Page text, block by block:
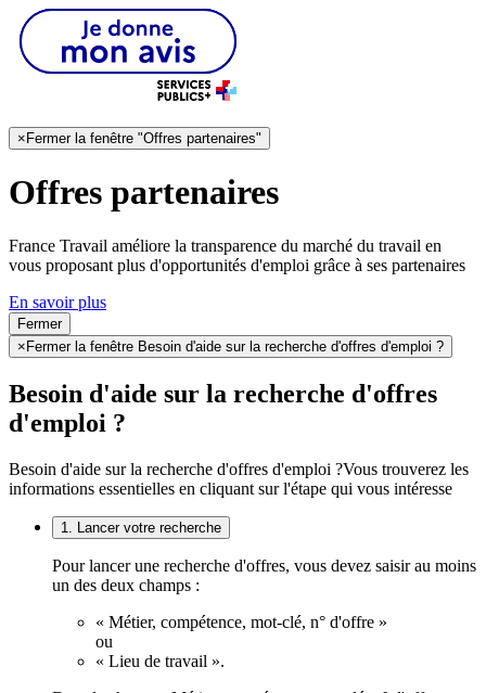
× Fermer la fenêtre "Offres partenaires"
Offres partenaires
France Travail améliore la transparence du marché du travail en
vous proposant plus d'opportunités d'emploi grâce à ses partenaires
En savoir plus
Fermer
×Fermer la fenêtre Besoin d'aide sur la recherche d'offres d'emploi ?
Besoin d'aide sur la recherche d'offres
d'emploi ?
Besoin d'aide sur la recherche d'offres d'emploi ?Vous trouverez les
informations essentielles en cliquant sur l'étape qui vous intéresse
1. Lancer votre recherche
Pour lancer une recherche d'offres, vous devez saisir au moins
un des deux champs :
« Métier, compétence, mot-clé, n° d'offre »
ou
« Lieu de travail ».